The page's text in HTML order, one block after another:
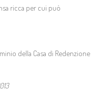
ricca per cui può
della Casa di Redenzione